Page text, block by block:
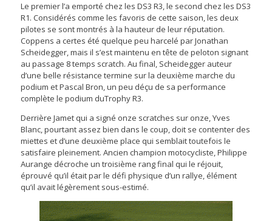
Le premier l’a emporté chez les DS3 R3, le second chez les DS3
R1. Considérés comme les favoris de cette saison, les deux
pilotes se sont montrés à la hauteur de leur réputation.
Coppens a certes été quelque peu harcelé par Jonathan
Scheidegger, mais il s’est maintenu en tête de peloton signant
au passage 8 temps scratch. Au final, Scheidegger auteur
d’une belle résistance termine sur la deuxième marche du
podium et Pascal Bron, un peu déçu de sa performance
complète le podium duTrophy R3.
Derrière Jamet qui a signé onze scratches sur onze, Yves
Blanc, pourtant assez bien dans le coup, doit se contenter des
miettes et d’une deuxième place qui semblait toutefois le
satisfaire pleinement. Ancien champion motocycliste, Philippe
Aurange décroche un troisième rang final qui le réjouit,
éprouvé qu’il était par le défi physique d’un rallye, élément
qu’il avait légèrement sous-estimé.